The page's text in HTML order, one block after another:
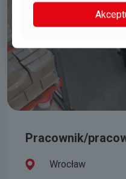
Pracownik/
Wrocław